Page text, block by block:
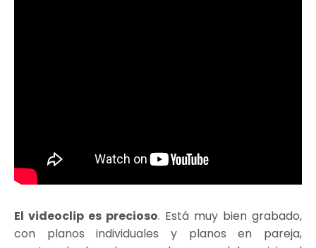
El videoclip es precioso. Está muy bien grabado,
con planos individuales y planos en pareja,